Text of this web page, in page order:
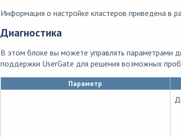
Информация о настройке кластеров приведена в
Диагностика
В этом блоке вы можете управлять параметрами
поддержки UserGate для решения возможных
Параметр